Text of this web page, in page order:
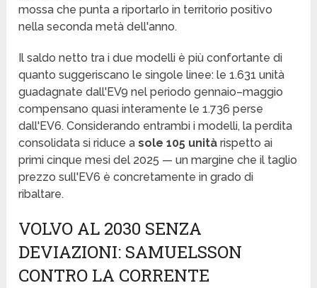
mossa che punta a riportarlo in territorio positivo
nella seconda metà dell'anno.
Il saldo netto tra i due modelli è più confortante di
quanto suggeriscano le singole linee: le 1.631 unità
guadagnate dall'EV9 nel periodo gennaio–maggio
compensano quasi interamente le 1.736 perse
dall'EV6. Considerando entrambi i modelli, la perdita
consolidata si riduce asole 105 unità rispetto ai
primi cinque mesi del 2025 — un margine che il taglio
prezzo sull'EV6 è concretamente in grado di
ribaltare.
VOLVO AL 2030 SENZA
DEVIAZIONI: SAMUELSSON
CONTRO LA CORRENTE